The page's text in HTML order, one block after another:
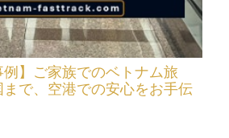
例】ご家族でのベトナム旅
で、空港での安心をお手伝